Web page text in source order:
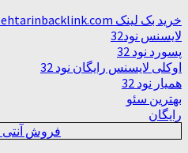
خرید بک لینک behtarinbacklink.com
لایسنس نود32
پسورد نود 32
اوکلی لایسنس رایگان نود 32
همیار نود 32
بهترین سئو
رایگان
فروش